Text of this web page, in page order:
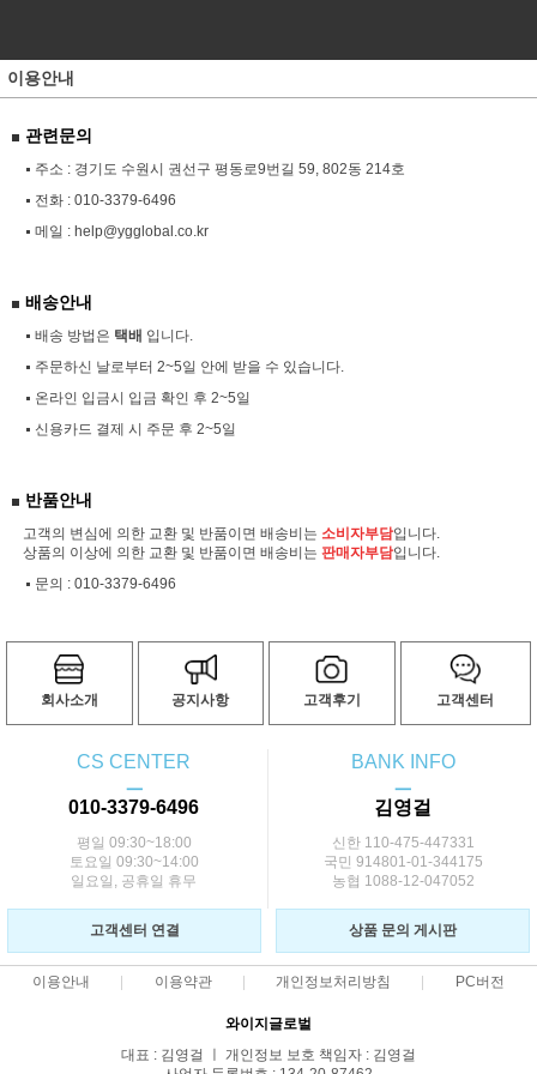
이용안내
관련문의
주소 : 경기도 수원시 권선구 평동로9번길 59, 802동 214호
전화 : 010-3379-6496
메일 : help@ygglobal.co.kr
배송안내
배송 방법은 택배 입니다.
주문하신 날로부터 2~5일 안에 받을 수 있습니다.
온라인 입금시 입금 확인 후 2~5일
신용카드 결제 시 주문 후 2~5일
반품안내
고객의 변심에 의한 교환 및 반품이면 배송비는 소비자부담입니다.
상품의 이상에 의한 교환 및 반품이면 배송비는 판매자부담입니다.
문의 : 010-3379-6496
회사소개 공지사항 고객후기 고객센터
CS CENTER
ㅡ
010-3379-6496
평일 09:30~18:00
토요일 09:30~14:00
일요일, 공휴일 휴무
BANK INFO
ㅡ
김영걸
신한 110-475-447331
국민 914801-01-344175
농협 1088-12-047052
고객센터 연결 상품 문의 게시판
이용안내 이용약관 개인정보처리방침 PC버전
와이지글로벌
대표 : 김영걸 ㅣ 개인정보 보호 책임자 : 김영걸